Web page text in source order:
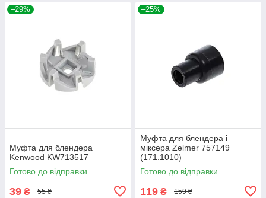
–29%
Муфта для блендера
Kenwood KW713517
Готово до відправки
39 ₴ 55 ₴
–25%
Муфта для блендера і
міксера Zelmer 757149
(171.1010)
Готово до відправки
119 ₴ 159 ₴